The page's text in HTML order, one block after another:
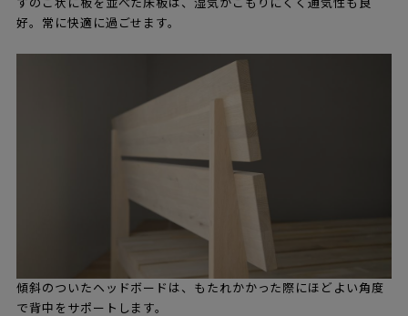
すのこ状に板を並べた床板は、湿気がこもりにくく通気性も良
好。常に快適に過ごせます。
傾斜のついたヘッドボードは、もたれかかった際にほどよい角度
で背中をサポートします。